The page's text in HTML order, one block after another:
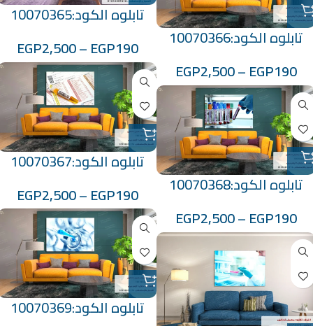
تابلوه الكود:10070365
EGP190
–
EGP2,500
تابلوه الكود:10070366
EGP190
–
EGP2,500
تابلوه الكود:10070367
EGP190
–
EGP2,500
تابلوه الكود:10070368
EGP190
–
EGP2,500
تابلوه الكود:10070369